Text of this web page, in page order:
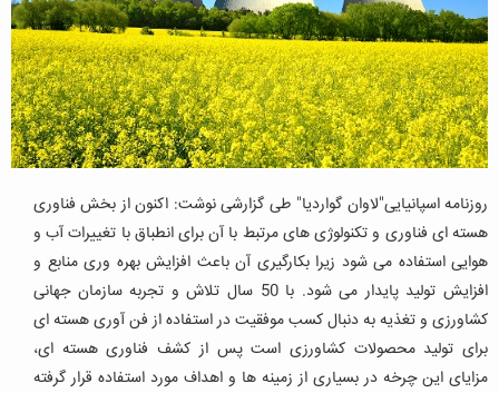
روزنامه اسپانیایی"لاوان گواردیا" طی گزارشی نوشت: اکنون از بخش فناوری
هسته ای فناوری و تکنولوژی های مرتبط با آن برای انطباق با تغییرات آب و
هوایی استفاده می شود زیرا بکارگیری آن باعث افزایش بهره وری منابع و
افزایش تولید پایدار می شود. با 50 سال تلاش و تجربه سازمان جهانی
کشاورزی و تغذیه به دنبال کسب موفقیت در استفاده از فن آوری هسته ای
برای تولید محصولات کشاورزی است پس از کشف فناوری هسته ای،
مزایای این چرخه در بسیاری از زمینه ها و اهداف مورد استفاده قرار گرفته